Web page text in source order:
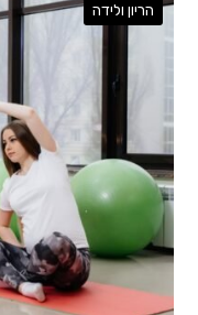
הריון ולידה